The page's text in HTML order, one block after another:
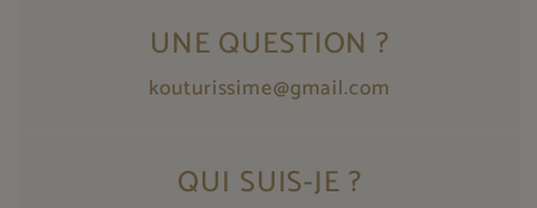
UNE QUESTION ?
kouturissime@gmail.com
QUI SUIS-JE ?